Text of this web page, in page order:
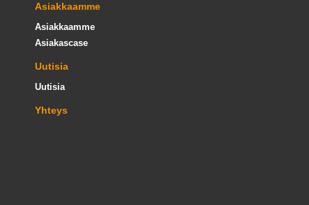
Asiakkaamme
Asiakkaamme
Asiakascase
Uutisia
Uutisia
Yhteys